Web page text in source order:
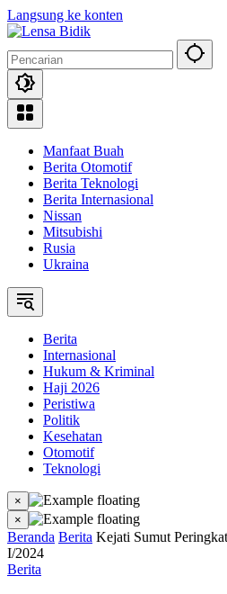
Langsung ke konten
Manfaat Buah
Berita Otomotif
Berita Teknologi
Berita Internasional
Nissan
Mitsubishi
Rusia
Ukraina
Berita
Internasional
Hukum & Kriminal
Haji 2026
Peristiwa
Politik
Kesehatan
Otomotif
Teknologi
×
×
Beranda Berita Kejati Sumut
I/2024
Berita